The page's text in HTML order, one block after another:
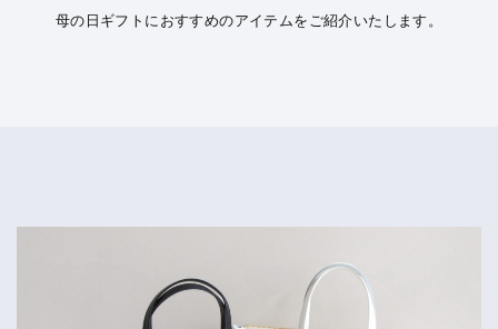
母の日ギフトにおすすめのアイテムをご紹介いたします。